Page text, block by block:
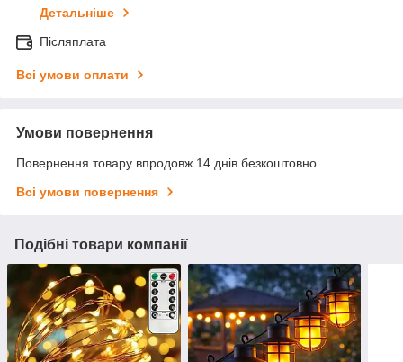
Детальніше
Післяплата
Всі умови оплати
Умови повернення
Повернення товару впродовж 14 днів безкоштовно
Всі умови повернення
Подібні товари компанії